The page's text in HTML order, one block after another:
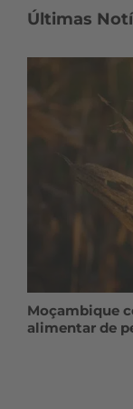
Últimas
Moçambique
alimentar de